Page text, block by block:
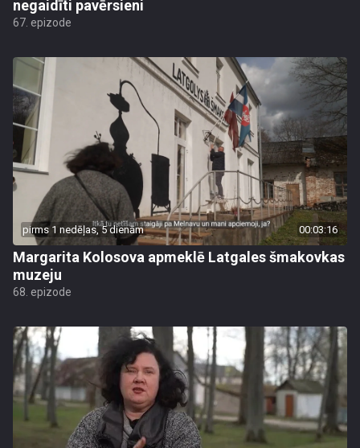
negaidīti pavērsieni
67. epizode
pirms 1 nedēļas, 5 dienām 00:03:16
Margarita Kolosova apmeklē Latgales šmakovkas
muzeju
68. epizode